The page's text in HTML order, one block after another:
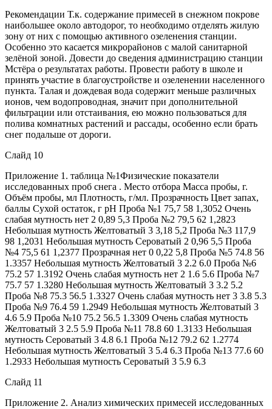
Рекомендации Т.к. содержание примесей в снежном покрове
наибольшее около автодорог, то необходимо отделять жилую
зону от них с помощью активного озеленения станции.
Особенно это касается микрорайонов с малой санитарной
зелёной зоной. Довести до сведения администрацию станции
Мстёра о результатах работы. Провести работу в школе и
принять участие в благоустройстве и озеленении населенного
пункта. Талая и дождевая вода содержит меньше различных
ионов, чем водопроводная, значит при дополнительной
фильтрации или отстаивания, ею можно пользоваться для
полива комнатных растений и рассады, особенно если брать
снег подальше от дороги.
Слайд 10
Приложение 1. таблица №1Физические показатели
исследованных проб снега . Место отбора Масса пробы, г.
Объём пробы, мл Плотность, г/мл. Прозрачность Цвет запах,
баллы Сухой остаток, г pН Проба №1 75,7 58 1,3052 Очень
слабая мутность нет 2 0,89 5,3 Проба №2 79,5 62 1,2823
Небольшая мутность Желтоватый 3 3,18 5,2 Проба №3 117,9
98 1,2031 Небольшая мутность Сероватый 2 0,96 5,5 Проба
№4 75,5 61 1,2377 Прозрачная нет 0 0,22 5,8 Проба №5 74.8 56
1.3357 Небольшая мутность Желтоватый 3 2.2 6.0 Проба №6
75.2 57 1.3192 Очень слабая мутность нет 2 1.6 5.6 Проба №7
75.7 57 1.3280 Небольшая мутность Желтоватый 3 3.2 5.2
Проба №8 75.3 56.5 1.3327 Очень слабая мутность нет 3 3.8 5.3
Проба №9 76.4 59 1.2949 Небольшая мутность Желтоватый 3
4.6 5.9 Проба №10 75.2 56.5 1.3309 Очень слабая мутность
Желтоватый 3 2.5 5.9 Проба №11 78.8 60 1.3133 Небольшая
мутность Сероватый 3 4.8 6.1 Проба №12 79.2 62 1.2774
Небольшая мутность Желтоватый 3 5.4 6.3 Проба №13 77.6 60
1.2933 Небольшая мутность Сероватый 3 5.9 6.3
Слайд 11
Приложение 2. Анализ химических примесей исследованных